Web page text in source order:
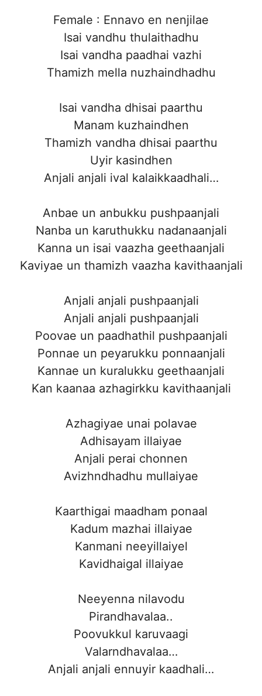
Female : Ennavo en nenjilae
Isai vandhu thulaithadhu
Isai vandha paadhai vazhi
Thamizh mella nuzhaindhadhu
Isai vandha dhisai paarthu
Manam kuzhaindhen
Thamizh vandha dhisai paarthu
Uyir kasindhen
Anjali anjali ival kalaikkaadhali…
Anbae un anbukku pushpaanjali
Nanba un karuthukku nadanaanjali
Kanna un isai vaazha geethaanjali
Kaviyae un thamizh vaazha kavithaanjali
Anjali anjali pushpaanjali
Anjali anjali pushpaanjali
Poovae un paadhathil pushpaanjali
Ponnae un peyarukku ponnaanjali
Kannae un kuralukku geethaanjali
Kan kaanaa azhagirkku kavithaanjali
Azhagiyae unai polavae
Adhisayam illaiyae
Anjali perai chonnen
Avizhndhadhu mullaiyae
Kaarthigai maadham ponaal
Kadum mazhai illaiyae
Kanmani neeyillaiyel
Kavidhaigal illaiyae
Neeyenna nilavodu
Pirandhavalaa..
Poovukkul karuvaagi
Valarndhavalaa…
Anjali anjali ennuyir kaadhali…